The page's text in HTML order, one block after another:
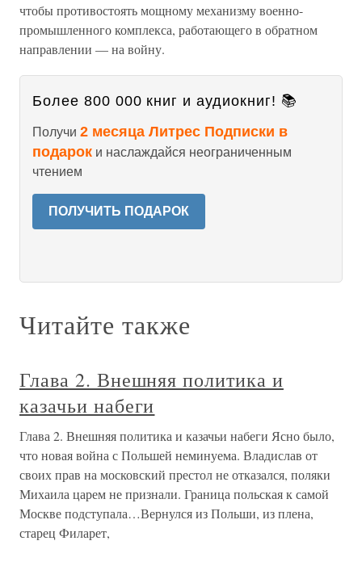
чтобы противостоять мощному механизму военно-
промышленного комплекса, работающего в обратном
направлении — на войну.
Более 800 000 книг и аудиокниг! 📚
Получи 2 месяца Литрес Подписки в
подарок и наслаждайся неограниченным
чтением
ПОЛУЧИТЬ ПОДАРОК
Читайте также
Глава 2. Внешняя политика и
казачьи набеги
Глава 2. Внешняя политика и казачьи набеги Ясно было,
что новая война с Польшей неминуема. Владислав от
своих прав на московский престол не отказался, поляки
Михаила царем не признали. Граница польская к самой
Москве подступала…Вернулся из Польши, из плена,
старец Филарет,